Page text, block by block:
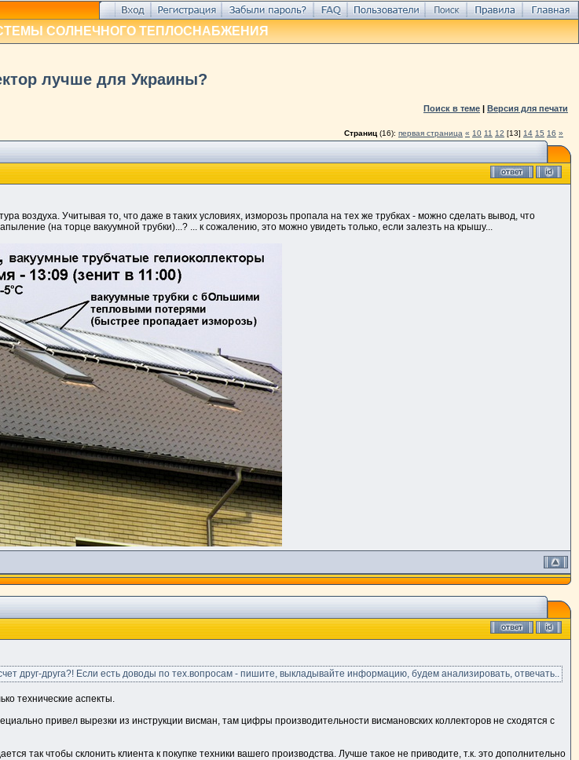
СОЛНЕЧНОГО ТЕПЛОСНАБЖЕНИЯ
лучше для Украины?
Поиск в теме | Версия для печати
Страниц (16): первая страница « 10 11 12 [13] 14 15 16 »
воздуха. Учитывая то, что даже в таких условиях, изморозь пропала на тех же трубках - можно сделать вывод, что
(на торце вакуумной трубки)...? ... к сожалению, это можно увидеть только, если залезть на крышу...
друг-друга?! Если есть доводы по тех.вопросам - пишите, выкладывайте информацию, будем анализировать, отвечать..
технические аспекты.
привел вырезки из инструкции висман, там цифры производительности висмановских коллекторов не сходятся с
так чтобы склонить клиента к покупке техники вашего производства. Лучше такое не приводите, т.к. это дополнительно